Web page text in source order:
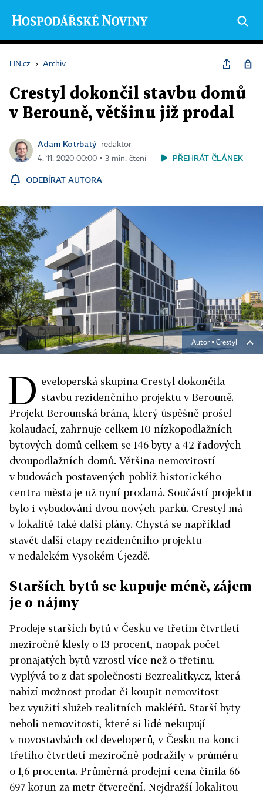
HN.cz › Archiv
Crestyl dokončil stavbu domů
v Berouně, většinu již prodal
Adam Kotrbatý
redaktor
4. 11. 2020 00:00 ▪ 3 min. čtení
PŘEHRÁT ČLÁNEK
ODEBÍRAT AUTORA
Autor ▪ Crestyl
D eveloperská skupina Crestyl dokončila
stavbu rezidenčního projektu v Berouně.
Projekt Berounská brána, který úspěšně prošel
kolaudací, zahrnuje celkem 10 nízkopodlažních
bytových domů celkem se 146 byty a 42 řadových
dvoupodlažních domů. Většina nemovitostí
v budovách postavených poblíž historického
centra města je už nyní prodaná. Součástí projektu
bylo i vybudování dvou nových parků. Crestyl má
v lokalitě také další plány. Chystá se například
stavět další etapy rezidenčního projektu
v nedalekém Vysokém Újezdě.
Starších bytů se kupuje méně, zájem
je o nájmy
Prodeje starších bytů v Česku ve třetím čtvrtletí
meziročně klesly o 13 procent, naopak počet
pronajatých bytů vzrostl více než o třetinu.
Vyplývá to z dat společnosti Bezrealitky.cz, která
nabízí možnost prodat či koupit nemovitost
bez využití služeb realitních makléřů. Starší byty
neboli nemovitosti, které si lidé nekupují
v novostavbách od developerů, v Česku na konci
třetího čtvrtletí meziročně podražily v průměru
o 1,6 procenta. Průměrná prodejní cena činila 66
697 korun za metr čtvereční. Nejdražší lokalitou